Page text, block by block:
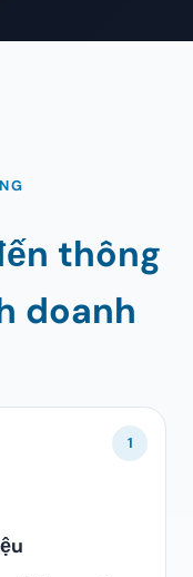
thông
doanh
1